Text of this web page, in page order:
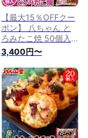
【最大15％OFFクー
ポン】 八ちゃん と
ろみたこ焼 50個入
（1袋：50個入／
1kg） ［業務用 冷凍
八ちゃん堂 八ちゃん
たこ焼き 冷凍たこ焼
き 冷凍食品 国産 は
っちゃん たこやき
送料無料］
3,400円〜